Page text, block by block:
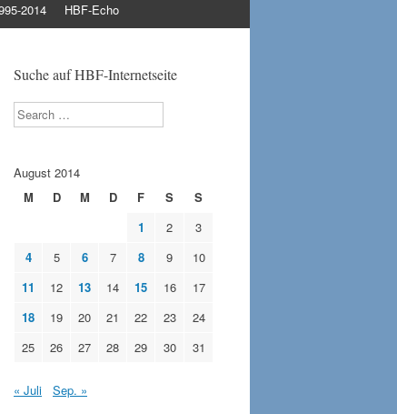
2014 HBF-Echo
Suche auf HBF-Internetseite
Search
August 2014
M
D M D F S
S
1
2
3
4
5 6 7 8 9
10
11
12 13 14 15 16
17
18
19 20 21 22 23
24
25
26 27 28 29 30 31
« Juli Sep. »